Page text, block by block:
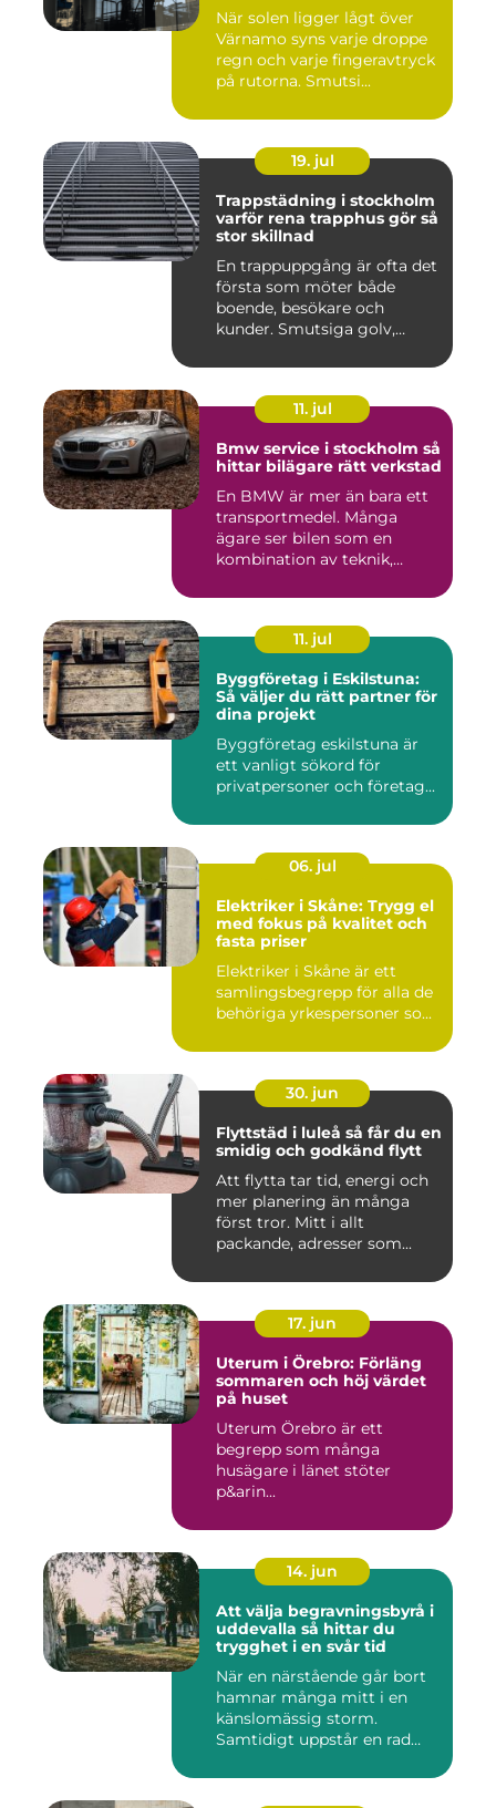
När solen ligger lågt över
Värnamo syns varje droppe
regn och varje fingeravtryck
på rutorna. Smutsi...
19. jul
Trappstädning i stockholm
varför rena trapphus gör så
stor skillnad
En trappuppgång är ofta det
första som möter både
boende, besökare och
kunder. Smutsiga golv,
11. jul
Bmw service i stockholm så
hittar bilägare rätt verkstad
En BMW är mer än bara ett
transportmedel. Många
ägare ser bilen som en
kombination av teknik,
11. jul
Byggföretag i Eskilstuna:
Så väljer du rätt partner för
dina projekt
Byggföretag eskilstuna är
ett vanligt sökord för
privatpersoner och företag...
06. jul
Elektriker i Skåne: Trygg el
med fokus på kvalitet och
fasta priser
Elektriker i Skåne är ett
samlingsbegrepp för alla de
behöriga yrkespersoner so...
30. jun
Flyttstäd i luleå så får du en
smidig och godkänd flytt
Att flytta tar tid, energi och
mer planering än många
först tror. Mitt i allt
packande, adresser som...
17. jun
Uterum i Örebro: Förläng
sommaren och höj värdet
på huset
Uterum Örebro är ett
begrepp som många
husägare i länet stöter
p&arin...
14. jun
Att välja begravningsbyrå i
uddevalla så hittar du
trygghet i en svår tid
När en närstående går bort
hamnar många mitt i en
känslomässig storm.
Samtidigt uppstår en rad